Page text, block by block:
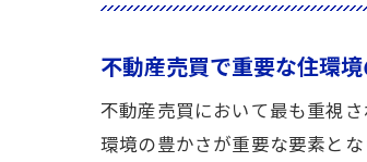
不動産売買で重要な住環
不動産売買において最も重視
環境の豊かさが重要な要素と